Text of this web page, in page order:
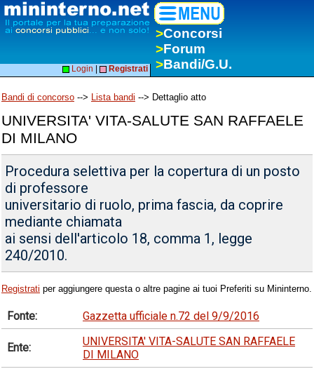
>Concorsi
>Forum
>Bandi/G.U.
Login Registrati
Bandi di concorso --> Lista bandi --> Dettaglio atto
UNIVERSITA' VITA-SALUTE SAN RAFFAELE
DI MILANO
Procedura selettiva per la copertura di un posto
di professore
universitario di ruolo, prima fascia, da coprire
mediante chiamata
ai sensi dell'articolo 18, comma 1, legge
240/2010.
Registrati per aggiungere questa o altre pagine ai tuoi Preferiti su Mininterno.
Fonte: Gazzetta ufficiale n.72 del 9/9/2016
Ente:
UNIVERSITA' VITA-SALUTE SAN RAFFAELE
DI MILANO